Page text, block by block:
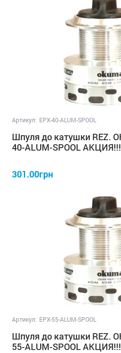
Артикул: EPX-40-ALUM-SPOOL
Шпуля до катушки REZ.
40-ALUM-SPOOL
301.00грн
Артикул: EPX-55-ALUM-SPOOL
Шпуля до катушки REZ.
55-ALUM-SPOOL